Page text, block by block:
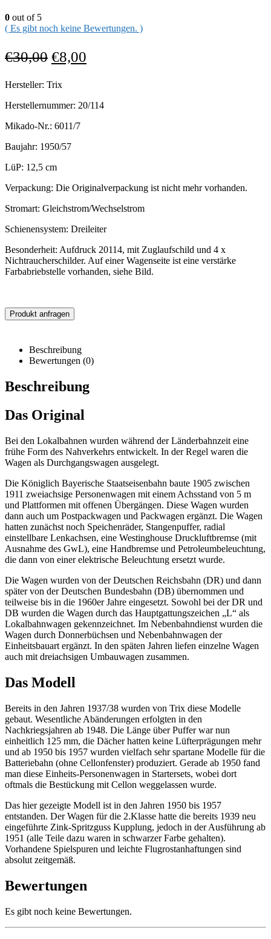
0 out of 5
( Es gibt noch keine Bewertungen. )
€30,00 €8,00
Hersteller: Trix
Herstellernummer: 20/114
Mikado-Nr.: 6011/7
Baujahr: 1950/57
LüP: 12,5 cm
Verpackung: Die Originalverpackung ist nicht mehr vorhanden.
Stromart: Gleichstrom/Wechselstrom
Schienensystem: Dreileiter
Besonderheit: Aufdruck 20114, mit Zuglaufschild und 4 x
Nichtraucherschilder. Auf einer Wagenseite ist eine verstärke
Farbabriebstelle vorhanden, siehe Bild.
Produkt anfragen
Beschreibung
Bewertungen (0)
Beschreibung
Das Original
Bei den Lokalbahnen wurden während der Länderbahnzeit eine
frühe Form des Nahverkehrs entwickelt. In der Regel waren die
Wagen als Durchgangswagen ausgelegt.
Die Königlich Bayerische Staatseisenbahn baute 1905 zwischen
1911 zweiachsige Personenwagen mit einem Achsstand von 5 m
und Plattformen mit offenen Übergängen. Diese Wagen wurden
dann auch um Postpackwagen und Packwagen ergänzt. Die Wagen
hatten zunächst noch Speichenräder, Stangenpuffer, radial
einstellbare Lenkachsen, eine Westinghouse Druckluftbremse (mit
Ausnahme des GwL), eine Handbremse und Petroleumbeleuchtung,
die dann von einer elektrische Beleuchtung ersetzt wurde.
Die Wagen wurden von der Deutschen Reichsbahn (DR) und dann
später von der Deutschen Bundesbahn (DB) übernommen und
teilweise bis in die 1960er Jahre eingesetzt. Sowohl bei der DR und
DB wurden die Wagen durch das Hauptgattungszeichen „L“ als
Lokalbahnwagen gekennzeichnet. Im Nebenbahndienst wurden die
Wagen durch Donnerbüchsen und Nebenbahnwagen der
Einheitsbauart ergänzt. In den späten Jahren liefen einzelne Wagen
auch mit dreiachsigen Umbauwagen zusammen.
Das Modell
Bereits in den Jahren 1937/38 wurden von Trix diese Modelle
gebaut. Wesentliche Abänderungen erfolgten in den
Nachkriegsjahren ab 1948. Die Länge über Puffer war nun
einheitlich 125 mm, die Dächer hatten keine Lüfterprägungen mehr
und ab 1950 bis 1957 wurden vielfach sehr spartane Modelle für die
Batteriebahn (ohne Cellonfenster) produziert. Gerade ab 1950 fand
man diese Einheits-Personenwagen in Startersets, wobei dort
oftmals die Bestückung mit Cellon weggelassen wurde.
Das hier gezeigte Modell ist in den Jahren 1950 bis 1957
entstanden. Der Wagen für die 2.Klasse hatte die bereits 1939 neu
eingeführte Zink-Spritzguss Kupplung, jedoch in der Ausführung ab
1951 (alle Teile dazu waren in schwarzer Farbe gehalten).
Vorhandene Spielspuren und leichte Flugrostanhaftungen sind
absolut zeitgemäß.
Bewertungen
Es gibt noch keine Bewertungen.